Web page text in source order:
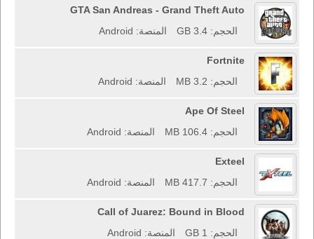
GTA San Andreas - Grand Theft Auto
الحجم: 3.4 GB
المنصة: Android
Fortnite
الحجم: 3.2 MB
المنصة: Android
Ape Of Steel
الحجم: 106.4 MB
المنصة: Android
Exteel
الحجم: 417.7 MB
المنصة: Android
Call of Juarez: Bound in Blood
الحجم: 1 GB
المنصة: Android